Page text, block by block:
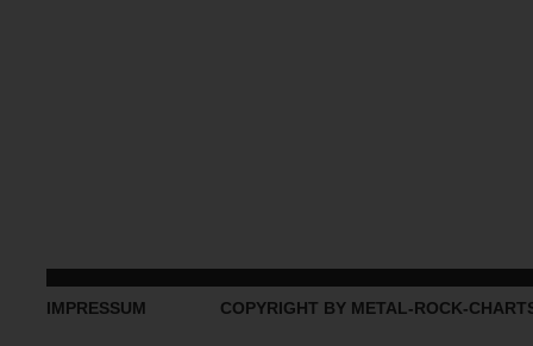
IMPRESSUM COPYRIGHT BY METAL-ROCK-